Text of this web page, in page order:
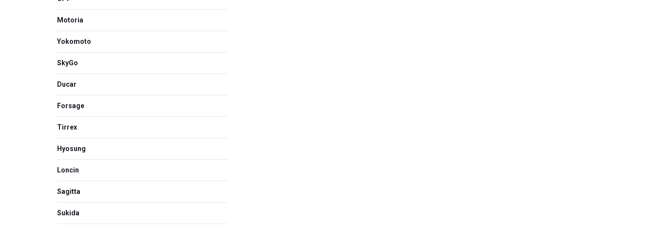
Motoria
Yokomoto
SkyGo
Ducar
Forsage
Tirrex
Hyosung
Loncin
Sagitta
Sukida